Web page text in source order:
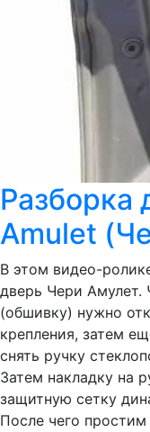
Разборка
Amulet
В этом видео-
дверь Чери Амулет.
(обшивку) нужно
крепления, затем
снять ручку
Затем накладку на
защитную сетку
После чего